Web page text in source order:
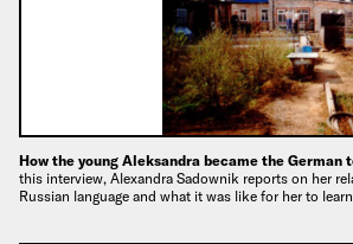
How the young Aleksandra became the German
this interview, Alexandra Sadownik reports on her
Russian language and what it was like for her to